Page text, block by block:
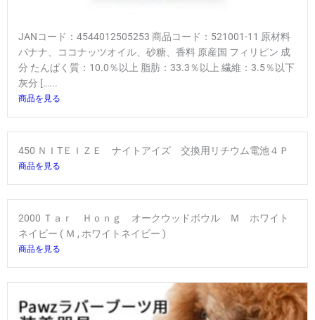
JANコード：4544012505253 商品コード：521001-11 原材料
バナナ、ココナッツオイル、砂糖、香料 原産国 フィリピン 成
分 たんぱく質：10.0％以上 脂肪：33.3％以上 繊維：3.5％以下
灰分 […...
商品を見る
450 ＮＩTＥＩＺＥ ナイトアイズ 交換用リチウム電池４Ｐ
商品を見る
2000 Ｔａｒ Ｈｏｎｇ オークウッドボウル Ｍ ホワイト
ネイビー ( Ｍ , ホワイトネイビー )
商品を見る